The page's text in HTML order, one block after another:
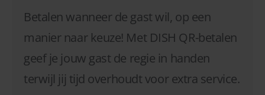
Betalen wanneer de gast wil, op een
manier naar keuze! Met DISH QR-betalen
geef je jouw gast de regie in handen
terwijl jij tijd overhoudt voor extra service.